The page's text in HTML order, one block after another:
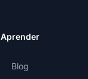
Aprender
Blog